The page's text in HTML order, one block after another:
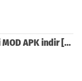
eFootball PES 2024 Para Hileli MOD APK indir [v8.2.0]